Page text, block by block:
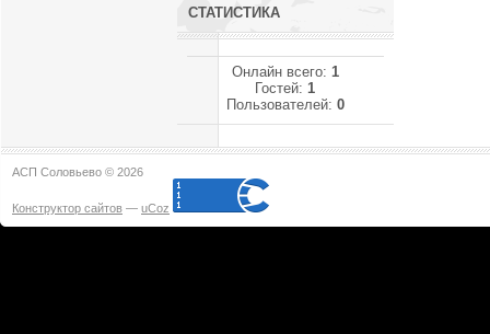
СТАТИСТИКА
Онлайн всего: 1
Гостей:1
Пользователей: 0
АСП Соловьево © 2026
Конструктор сайтов — uCoz